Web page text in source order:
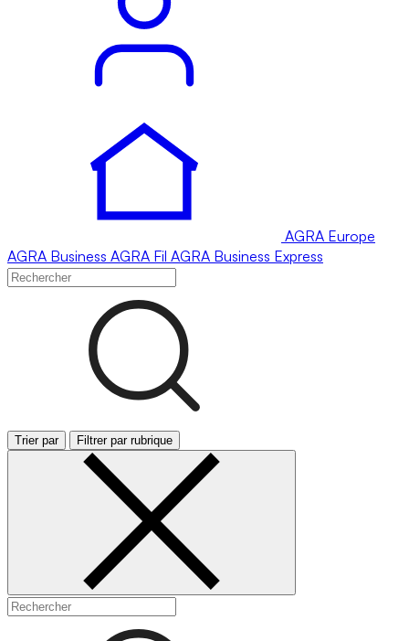
AGRA Europe
AGRA Business AGRA Fil AGRA Business Express
Trier par Filtrer par rubrique